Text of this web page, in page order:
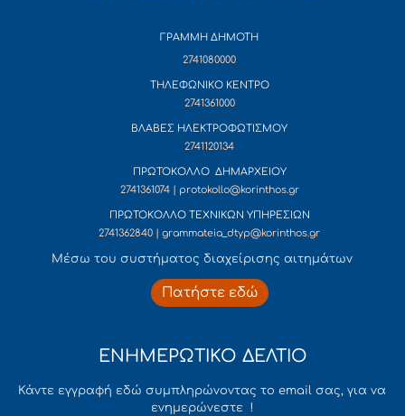
ΓΡΑΜΜΗ ΔΗΜΟΤΗ
2741080000
ΤΗΛΕΦΩΝΙΚΟ ΚΕΝΤΡΟ
2741361000
ΒΛΑΒΕΣ ΗΛΕΚΤΡΟΦΩΤΙΣΜΟΥ
2741120134
ΠΡΩΤΟΚΟΛΛΟ ΔΗΜΑΡΧΕΙΟΥ
2741361074 | protokollo@korinthos.gr
ΠΡΩΤΟΚΟΛΛΟ ΤΕΧΝΙΚΩΝ ΥΠΗΡΕΣΙΩΝ
2741362840 | grammateia_dtyp@korinthos.gr
Mέσω του συστήματος διαχείρισης αιτημάτων
Πατήστε εδώ
ΕΝΗΜΕΡΩΤΙΚΟ ΔΕΛΤΙΟ
Κάντε εγγραφή εδώ συμπληρώνοντας το email σας, για να
ενημερώνεστε !